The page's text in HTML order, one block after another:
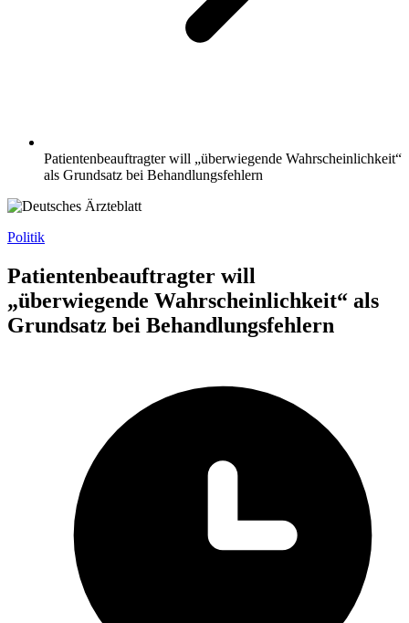
Patientenbeauftragter will „überwiegende Wahrscheinlichkeit“
als Grundsatz bei Behandlungsfehlern
Politik
Patientenbeauftragter will
„überwiegende Wahrscheinlichkeit“ als
Grundsatz bei Behandlungsfehlern